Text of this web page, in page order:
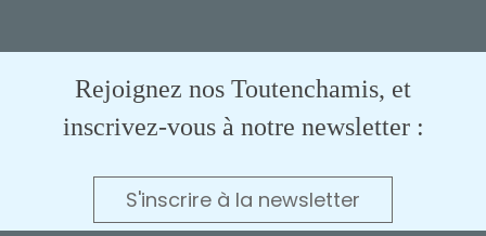
Rejoignez nos Toutenchamis, et
inscrivez-vous à notre newsletter :
S'inscrire à la newsletter